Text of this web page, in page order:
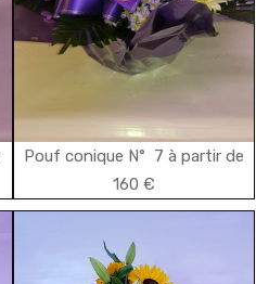
Pouf conique N° 7 à partir de
160 €